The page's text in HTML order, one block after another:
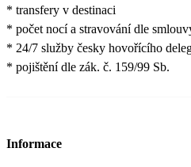
* transfery v destinaci
* počet nocí a stravování dle
* 24/7 služby česky hovořícího
* pojištění dle zák. č. 159/99 Sb.
Informace